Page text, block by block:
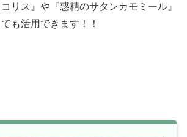
リス』や『惑精のサタンカモミール』
も活用できます！！